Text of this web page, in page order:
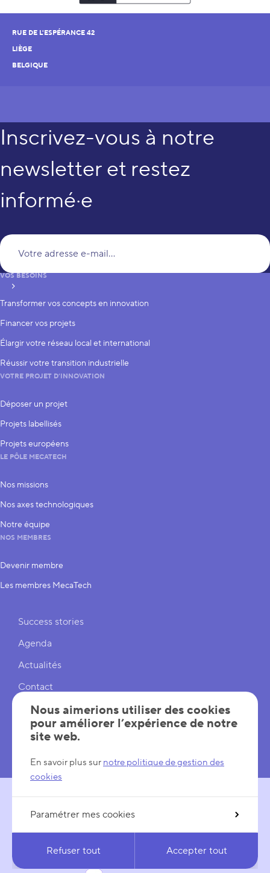
RUE DE L'ESPÉRANCE 42
LIÈGE
BELGIQUE
Inscrivez-vous à notre
newsletter et restez
informé·e
S’inscrire
VOS BESOINS
Transformer vos concepts en innovation
Financer vos projets
Élargir votre réseau local et international
Réussir votre transition industrielle
VOTRE PROJET D’INNOVATION
Déposer un projet
Projets labellisés
Projets européens
LE PÔLE MECATECH
Nos missions
Nos axes technologiques
Notre équipe
NOS MEMBRES
Devenir membre
Les membres MecaTech
Liens rapides
Success stories
Agenda
Actualités
Contact
Cookies
Réglages cookies
SUIVEZ-NOUS
Nous aimerions utiliser des cookies
pour améliorer l’expérience de notre
site web.
En savoir plus sur notre politique de gestion des
cookies
Paramétrer mes cookies
Refuser tout Accepter tout